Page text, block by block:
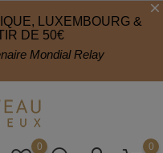
LUXEMBOURG &
DE 50€
Mondial Relay
0
0